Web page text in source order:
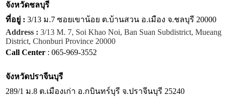
จังหวัดชลบุรี
ที่อยู่ : 3/13 ม.7 ซอยเขาน้อย ต.บ้านสวน อ.เมือง จ.ชลบุรี 20000
Address : 3/13 M. 7, Soi Khao Noi, Ban Suan Subdistrict, Mueang
District, Chonburi Province 20000
Call Center : 065-969-3552
จังหวัดปราจีนบุรี
289/1 ม.8 ต.เมืองเก่า อ.กบินทร์บุรี จ.ปราจีนบุรี 25240